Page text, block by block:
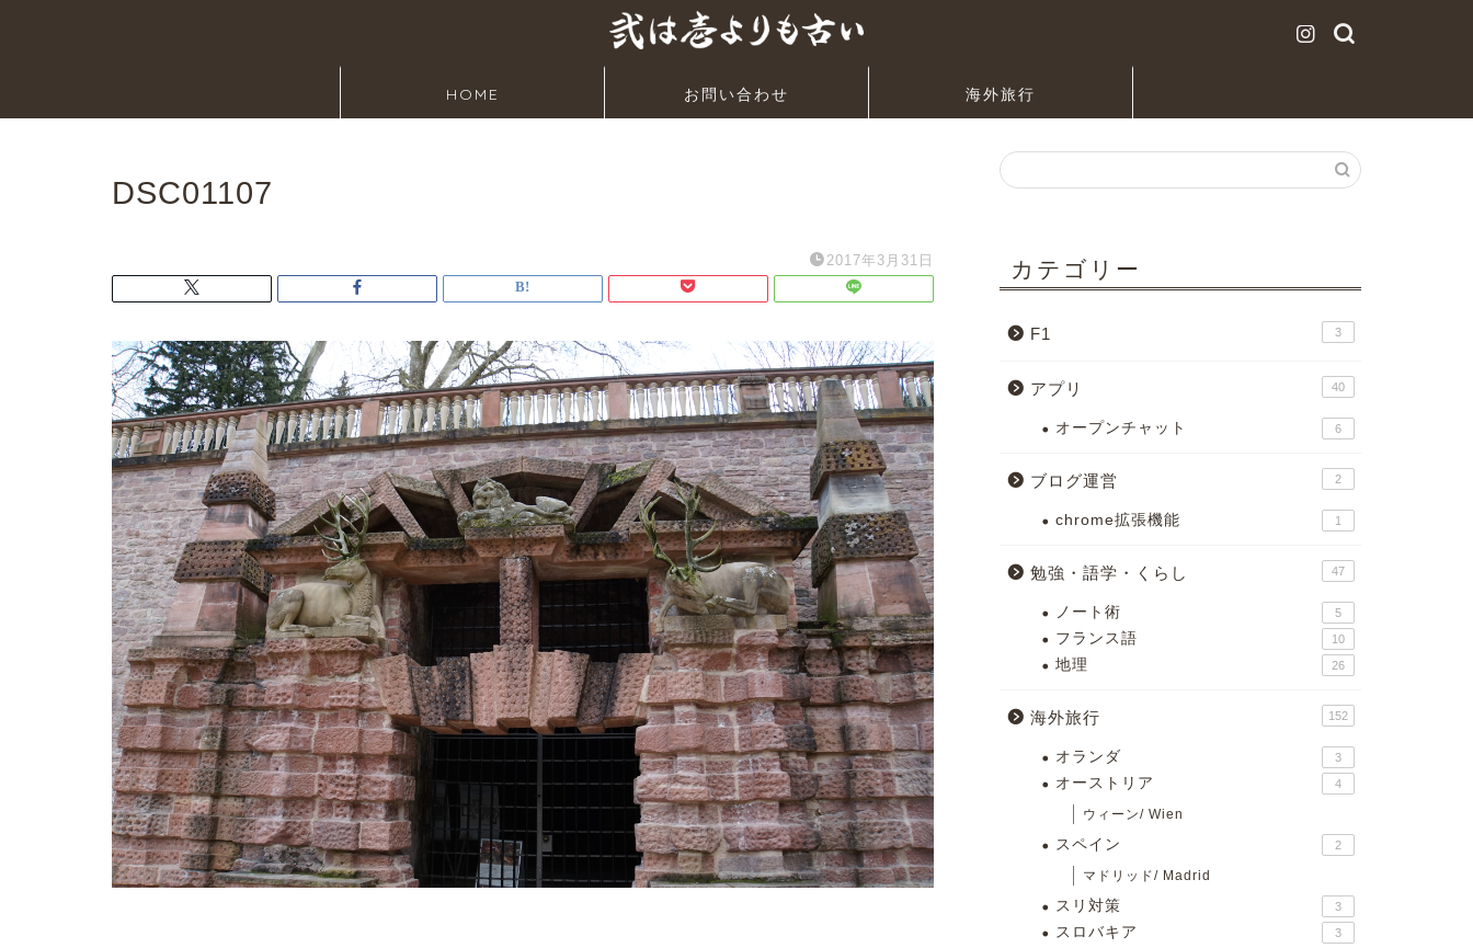
HOME お問い合わせ 海外旅行
DSC01107
2017年3月31日 カテゴリー
F1 3
アプリ 40
オープンチャット 6
ブログ運営 2
chrome拡張機能 1
勉強・語学・くらし 47
ノート術 5
フランス語 10
地理 26
海外旅行 152
オランダ 3
オーストリア 4
ウィーン/ Wien
スペイン 2
マドリッド/ Madrid
スリ対策 3
スロバキア 3